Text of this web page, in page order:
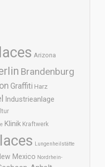
Arizona
Brandenburg
Graffiti Harz
Industrieanlage
Klinik Kraftwerk
Lungenheilstätte
Mexico Nordrhein-